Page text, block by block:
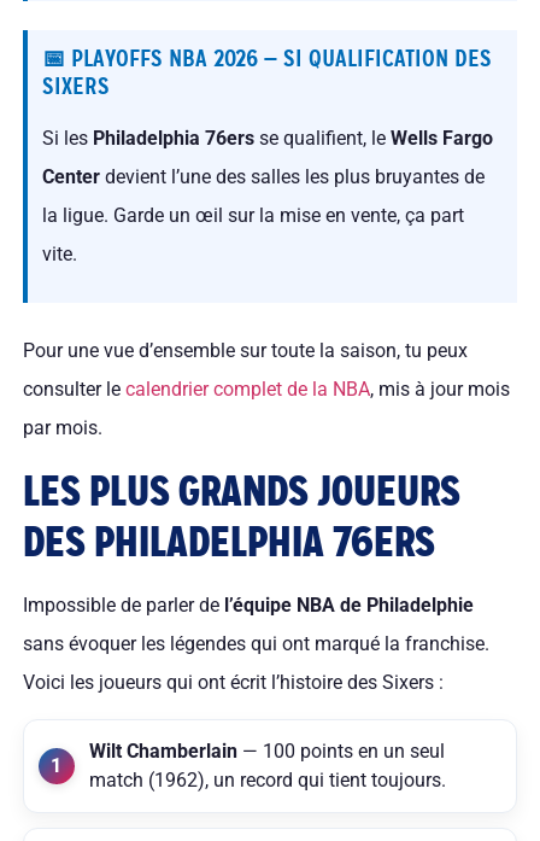
📅 PLAYOFFS NBA 2026 — SI QUALIFICATION DES
SIXERS
Si les Philadelphia 76ersse qualifient, le Wells Fargo
Centerdevient l’une des salles les plus bruyantes de
la ligue. Garde un œil sur la mise en vente, ça part
vite.
Pour une vue d’ensemble sur toute la saison, tu peux
consulter lecalendrier complet de la NBA, mis à jour mois
par mois.
LES PLUS GRANDS JOUEURS
DES PHILADELPHIA 76ERS
Impossible de parler de l’équipe NBA de Philadelphie
sans évoquer les légendes qui ont marqué la franchise.
Voici les joueurs qui ont écrit l’histoire des Sixers :
Wilt Chamberlain— 100 points en un seul
match (1962), un record qui tient toujours.